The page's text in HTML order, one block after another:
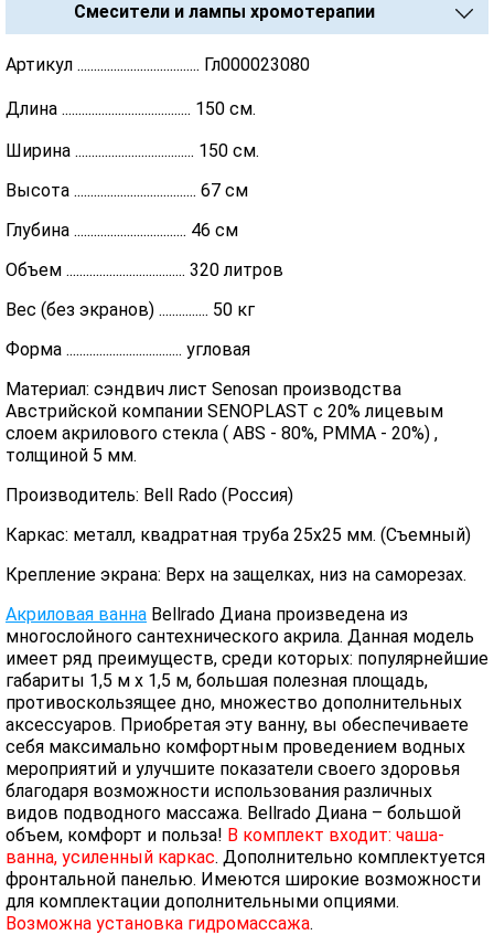
Смесители и лампы хромотерапии
Артикул ..................................... Гл000023080
Длина ....................................... 150 см.
Ширина .................................... 150 см.
Высота ..................................... 67 см
Глубина .................................. 46 см
Объем .................................... 320 литров
Вес (без экранов) ............... 50 кг
Форма ................................... угловая
Материал: сэндвич лист Senosan производства
Австрийской компании SENOPLAST c 20% лицевым
слоем акрилового стекла ( ABS - 80%, PMMA - 20%) ,
толщиной 5 мм.
Производитель: Bell Rado (Россия)
Каркас: металл, квадратная труба 25х25 мм. (Съемный)
Крепление экрана: Верх на защелках, низ на саморезах.
Акриловая ванна Bellrado Диана произведена из
многослойного сантехнического акрила. Данная модель
имеет ряд преимуществ, среди которых: популярнейшие
габариты 1,5 м x 1,5 м, большая полезная площадь,
противоскользящее дно, множество дополнительных
аксессуаров. Приобретая эту ванну, вы обеспечиваете
себя максимально комфортным проведением водных
мероприятий и улучшите показатели своего здоровья
благодаря возможности использования различных
видов подводного массажа. Bellrado Диана – большой
объем, комфорт и польза! В комплект входит: чаша-
ванна, усиленный каркас. Дополнительно комплектуется
фронтальной панелью. Имеются широкие возможности
для комплектации дополнительными опциями.
Возможна установка гидромассажа.